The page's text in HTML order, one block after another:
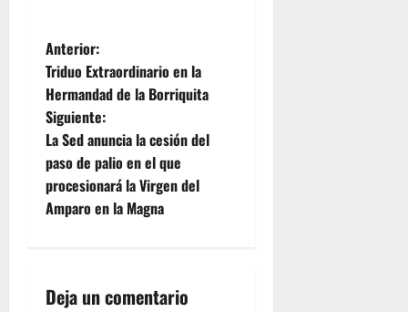
N
a
v
e
g
c
Anterior:
Triduo Extraordinario en la
Hermandad de la Borriquita
Siguiente:
La Sed anuncia la cesión del
paso de palio en el que
procesionará la Virgen del
Amparo en la Magna
Deja un comentario